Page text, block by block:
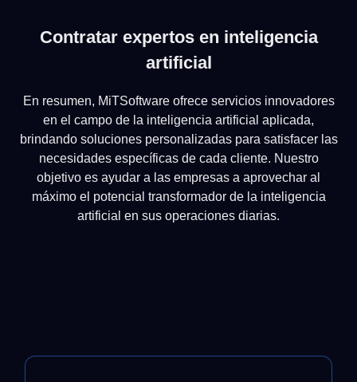
Contratar expertos en inteligencia
artificial
En resumen, MiTSoftware ofrece servicios innovadores
en el campo de la inteligencia artificial aplicada,
brindando soluciones personalizadas para satisfacer las
necesidades específicas de cada cliente. Nuestro
objetivo es ayudar a las empresas a aprovechar al
máximo el potencial transformador de la inteligencia
artificial en sus operaciones diarias.